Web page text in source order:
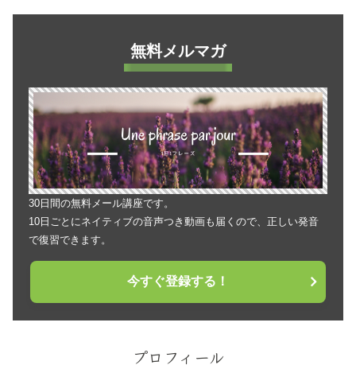
無料メルマガ
30日間の無料メール講座です。
10日ごとにネイティブの音声つき動画も届くので、正しい発音
で復習できます。
今すぐ登録する！
プロフィール